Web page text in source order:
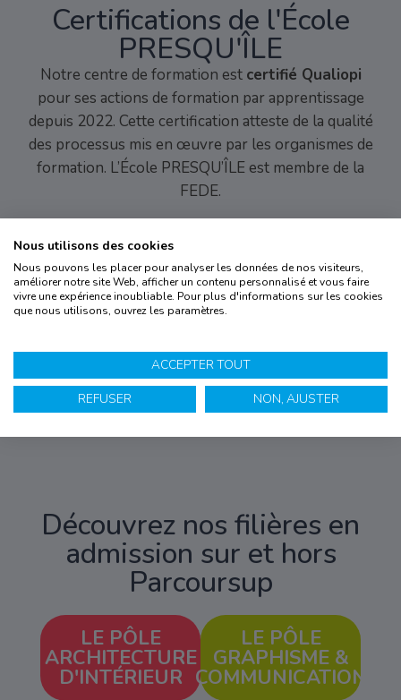
Certifications de l'École
PRESQU'ÎLE
Notre centre de formation est certifié Qualiopi
pour ses actions de formation par apprentissage
depuis 2022. Cette certification atteste de la qualité
des processus mis en œuvre par les organismes de
formation. L’École PRESQU’ÎLE est membre de la
FEDE.
La
certification
qualité a été
d’actions
formation
par
apprentissage.
certificat)
Découvrez nos filières en
admission sur et hors
Parcoursup
LE PÔLE
ARCHITECTURE
D'INTÉRIEUR
LE PÔLE
GRAPHISME &
COMMUNICATION
Nous utilisons des cookies
Nous pouvons les placer pour analyser les données de nos visiteurs,
améliorer notre site Web, afficher un contenu personnalisé et vous faire
vivre une expérience inoubliable. Pour plus d'informations sur les cookies
que nous utilisons, ouvrez les paramètres.
ACCEPTER TOUT
REFUSER
NON, AJUSTER